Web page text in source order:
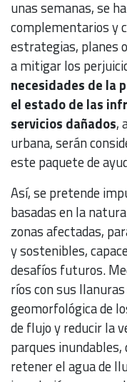
unas semanas, se
complementarios y
estrategias, planes
a mitigar los
necesidades de la
el estado de las
servicios dañados,
urbana, serán
este paquete de
Así, se pretende
basadas en la
zonas afectadas,
y sostenibles,
desafíos futuros.
ríos con sus
geomorfológica de
de flujo y reducir la
parques
retener el agua de